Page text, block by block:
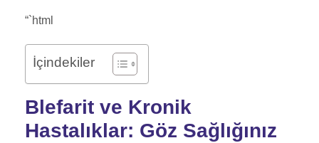
“`html
İçindekiler
Blefarit ve Kronik
Hastalıklar: Göz Sağlığınız